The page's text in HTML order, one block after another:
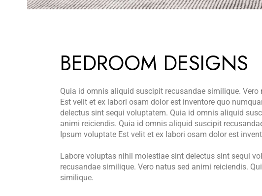
BEDROOM DESIGNS
Quia id omnis aliquid suscipit recusandae similique.
Est velit et ex labori osam dolor est inventore quo
delectus sint sequi voluptatem. Quia id omnis aliquid
animi reiciendis. Quia id omnis aliquid suscipit
Ipsum voluptate Est velit et ex labori osam dolor est
Labore voluptas nihil molestiae sint delectus sint sequi
recusandae similique. Vero natus sed animi reiciendis.
similique.